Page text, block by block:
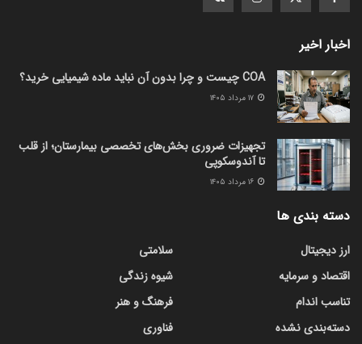
اخبار اخیر
COA چیست و چرا بدون آن نباید ماده شیمیایی خرید؟
تجهیزات ضروری بخش‌های تخصصی بیمارستان؛ از قلب
تا آندوسکوپی
دسته بندی ها
ارز دیجیتال
اقتصاد و سرمایه
تناسب اندام
دسته‌بندی نشده
سلامتی
شیوه زندگی
فرهنگ و هنر
فناوری